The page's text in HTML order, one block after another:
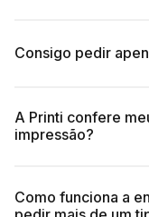
Consigo pedir
A Printi confere
impressão?
Como funciona a